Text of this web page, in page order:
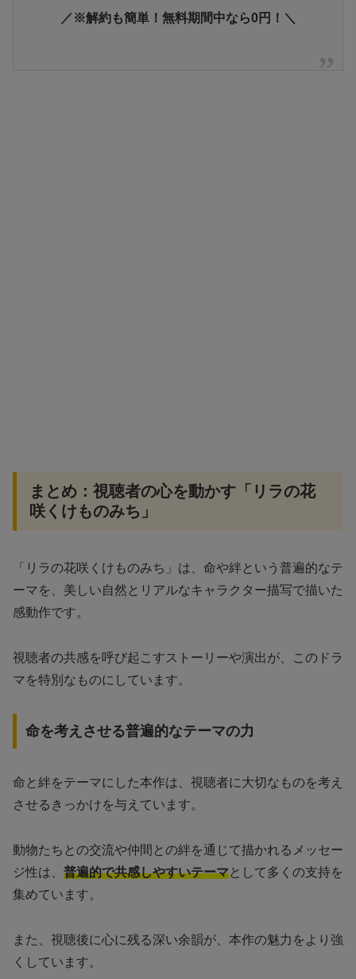
／※解約も簡単！無料期間中なら0円！＼
まとめ：視聴者の心を動かす「リラの花
咲くけものみち」
「リラの花咲くけものみち」は、命や絆という普遍的なテ
ーマを、美しい自然とリアルなキャラクター描写で描いた
感動作です。
視聴者の共感を呼び起こすストーリーや演出が、このドラ
マを特別なものにしています。
命を考えさせる普遍的なテーマの力
命と絆をテーマにした本作は、視聴者に大切なものを考え
させるきっかけを与えています。
動物たちとの交流や仲間との絆を通じて描かれるメッセー
ジ性は、 普遍的で共感しやすいテーマとして多くの支持を
集めています。
また、視聴後に心に残る深い余韻が、本作の魅力をより強
くしています。